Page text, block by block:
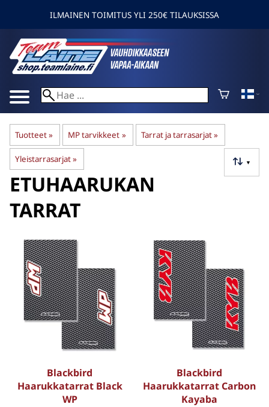
ILMAINEN TOIMITUS YLI 250€ TILAUKSISSA
Tuotteet‪» MP tarvikkeet ‪» Tarrat ja tarrasarjat‪»
Yleistarrasarjat‪» ▼
ETUHAARUKAN
TARRAT
Blackbird
Haarukkatarrat Black
WP
Blackbird
Haarukkatarrat Carbon
Kayaba